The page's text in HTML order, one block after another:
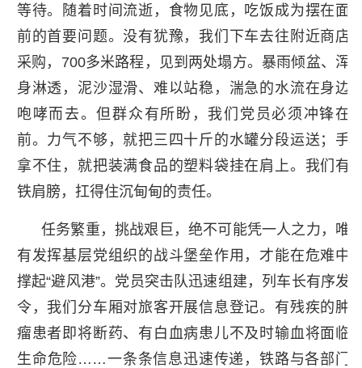
等待。随着时间流逝，食物见底，吃饭成为摆在面
前的首要问题。没有犹豫，我们下车去往附近商店
采购，700多米路程，见到两处塌方。暴雨倾盆、浑
身淋透，泥沙湿滑、难以站稳，湍急的水流在身边
咆哮而去。但群众有所盼，我们党员必须冲锋在
前。力气不够，就把三四十斤的水罐分段运送；手
拿不住，就把装满食品的塑料袋挂在肩上。我们有
铁肩膀，扛得住沉甸甸的责任。
任务繁重，挑战艰巨，绝不可能凭一人之力，唯
有发挥基层党组织的战斗堡垒作用，才能在危难中
撑起“避风港”。党员突击队迅速组建，列车长有序发
令，我们分车厢对旅客开展信息登记。有残疾的肿
瘤患者即将断药、有白血病患儿不及时输血将面临
生命危险……一条条信息迅速传递，铁路与各部门